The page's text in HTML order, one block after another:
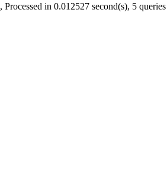
, Processed in 0.012527 second(s), 5